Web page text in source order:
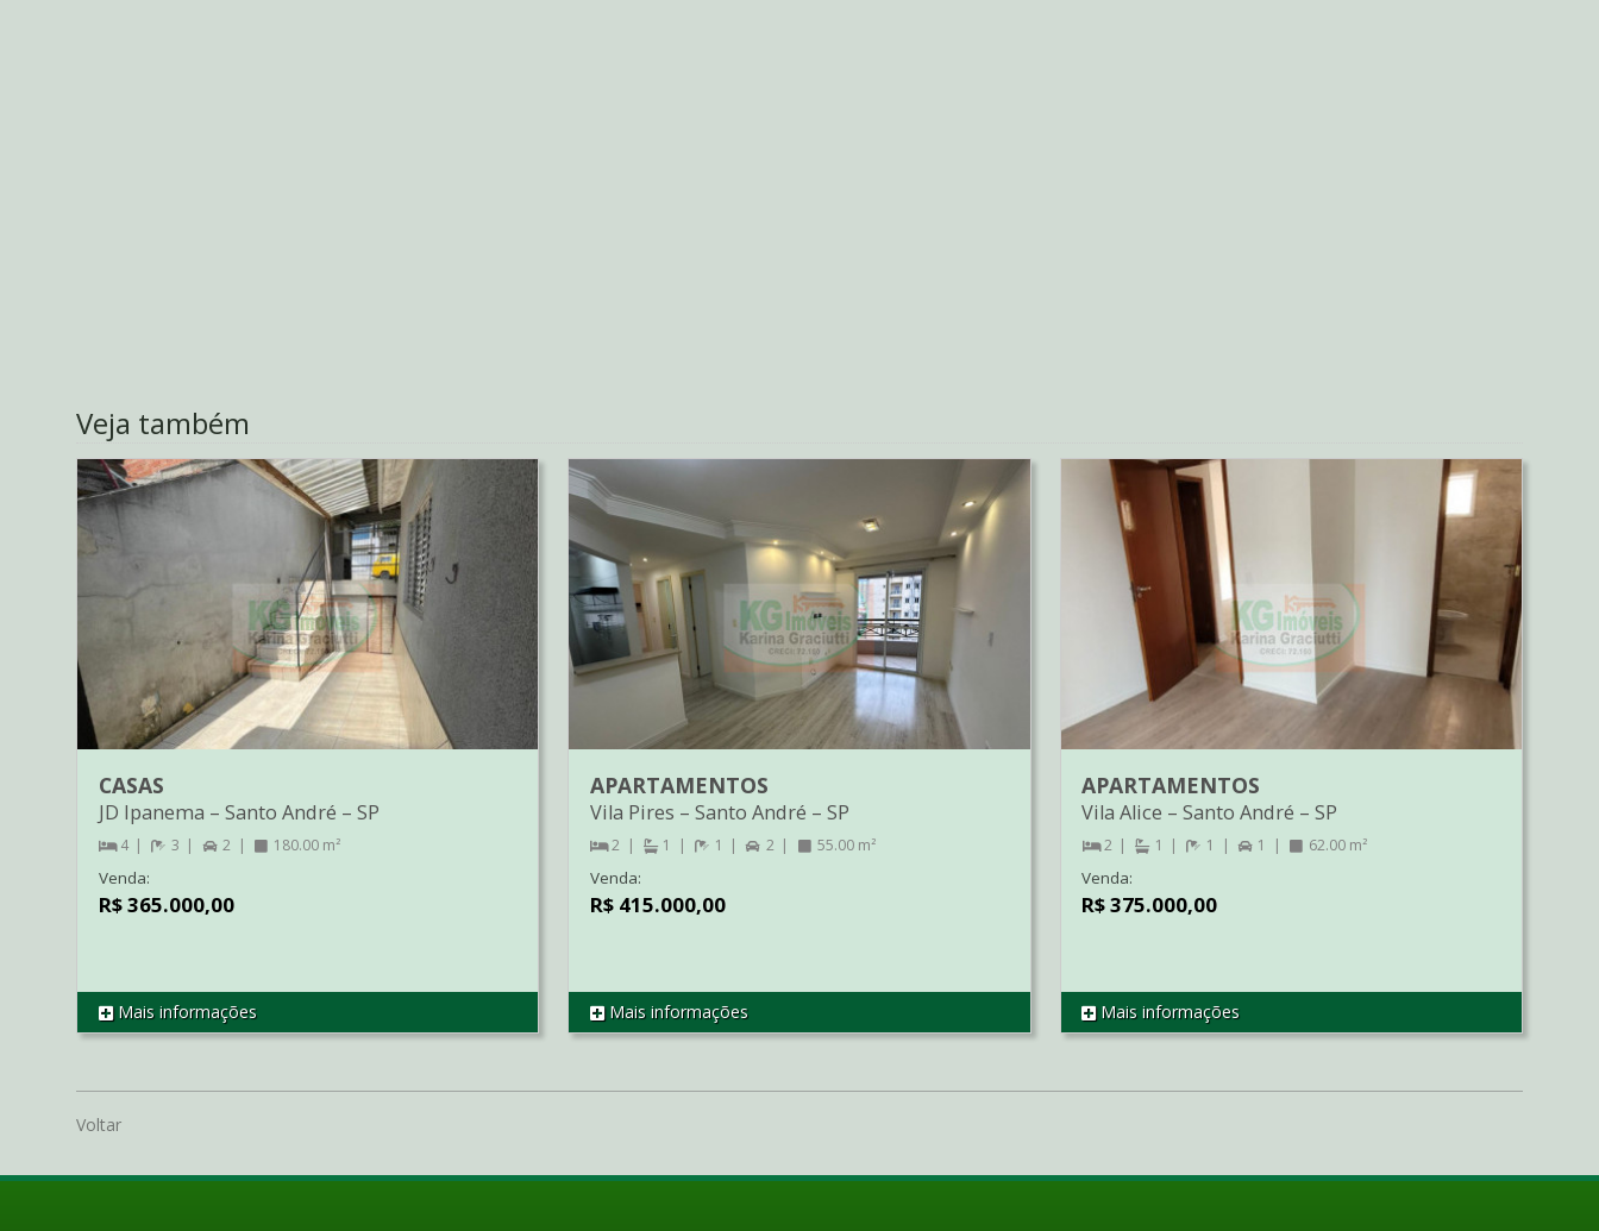
Veja também
REF CA2512
CASAS
JD Ipanema – Santo André – SP
4 3 2 180.00 m²
Venda:
R$ 365.000,00
Mais informações REF AP2205
APARTAMENTOS
Vila Pires – Santo André – SP
2 1 1 2 55.00 m²
Venda:
R$ 415.000,00
Mais informações REF AP2246
APARTAMENTOS
Vila Alice –Santo André –SP
2 1 1 1 62.00 m²
Venda:
R$ 375.000,00
Mais informações
Voltar